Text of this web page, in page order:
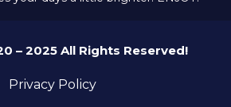
– 2025 All Rights Reserved!
Privacy Policy